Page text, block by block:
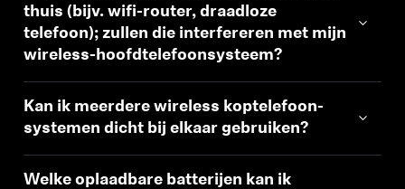
thuis (bijv. wifi-router, draadloze
telefoon); zullen die interfereren met mijn
wireless-hoofdtelefoonsysteem?
Kan ik meerdere wireless koptelefoon-
systemen dicht bij elkaar gebruiken?
Welke oplaadbare batterijen kan ik